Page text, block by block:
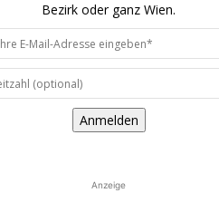
Bezirk oder ganz Wien.
Anmelden
Anzeige